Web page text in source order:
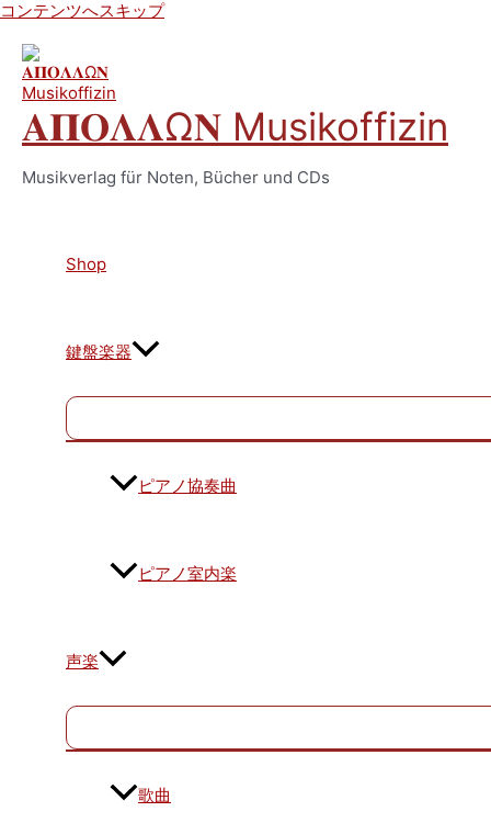
コンテンツへスキップ
𝚨𝚷𝚶𝚲𝚲Ω𝚴 Musikoffizin
Musikverlag für Noten, Bücher und CDs
Shop
鍵盤楽器
ピアノ協奏曲
ピアノ室内楽
声楽
歌曲